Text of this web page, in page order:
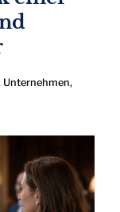
Unternehmen,